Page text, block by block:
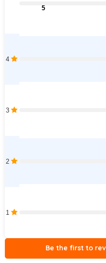
                                5
4
3
2
1
Be the first to